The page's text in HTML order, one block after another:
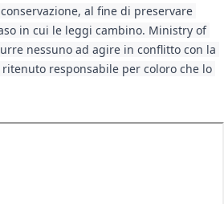
al fine di preservare
in cui le leggi cambino. Ministry of
nessuno ad agire in conflitto con la
responsabile per coloro che lo